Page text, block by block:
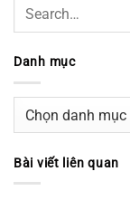
Danh mục
mục
Bài viết liên quan